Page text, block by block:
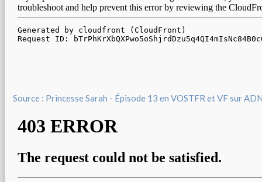
Source : Princesse Sarah - Épisode 13 en VOSTFR et VF sur